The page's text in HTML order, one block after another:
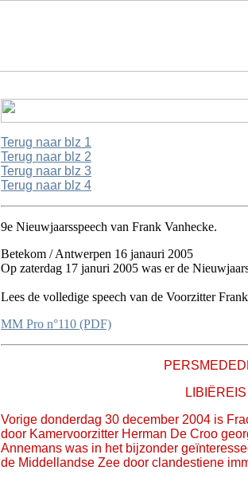
Terug naar blz 1
Terug naar blz 2
Terug naar blz 3
Terug naar blz 4
9e Nieuwjaarsspeech van Frank Vanhecke.
Betekom / Antwerpen 16 janauri 2005
Op zaterdag 17 januri 2005 was er de
Lees de volledige speech van de Voorzitter
MM Pro n°110 (PDF)
Vorige donderdag 30 december 2004 is
door Kamervoorzitter Herman De Croo
Annemans was in het bijzonder
de Middellandse Zee door clandestiene